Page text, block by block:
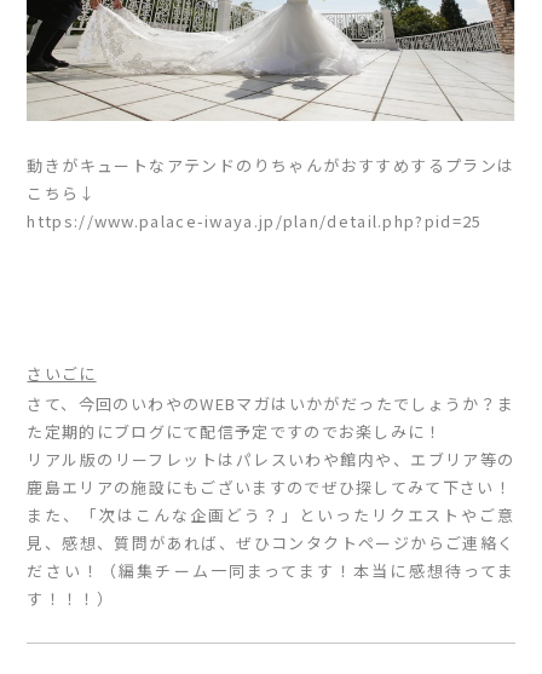
動きがキュートなアテンドのりちゃんがおすすめするプランは
こちら↓
https://www.palace-iwaya.jp/plan/detail.php?pid=25
さいごに
さて、今回のいわやのWEBマガはいかがだったでしょうか？ま
た定期的にブログにて配信予定ですのでお楽しみに！
リアル版のリーフレットはパレスいわや館内や、エブリア等の
鹿島エリアの施設にもございますのでぜひ探してみて下さい！
また、「次はこんな企画どう？」といったリクエストやご意
見、感想、質問があれば、ぜひコンタクトページからご連絡く
ださい！（編集チーム一同まってます！本当に感想待ってま
す！！！）